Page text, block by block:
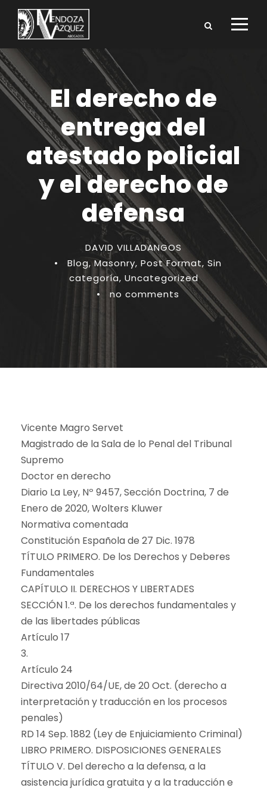
El derecho de
entrega del
atestado policial
y el derecho de
defensa
DAVID VILLADANGOS
•
Blog, Masonry, Post Format, Sin
categoría, Uncategorized
•
no comments
Vicente Magro Servet
Magistrado de la Sala de lo Penal del Tribunal
Supremo
Doctor en derecho
Diario La Ley, Nº 9457, Sección Doctrina, 7 de
Enero de 2020, Wolters Kluwer
Normativa comentada
Constitución Española de 27 Dic. 1978
TÍTULO PRIMERO. De los Derechos y Deberes
Fundamentales
CAPÍTULO II. DERECHOS Y LIBERTADES
SECCIÓN 1.ª. De los derechos fundamentales y
de las libertades públicas
Artículo 17
3.
Artículo 24
Directiva 2010/64/UE, de 20 Oct. (derecho a
interpretación y traducción en los procesos
penales)
RD 14 Sep. 1882 (Ley de Enjuiciamiento Criminal)
LIBRO PRIMERO. DISPOSICIONES GENERALES
TÍTULO V. Del derecho a la defensa, a la
asistencia jurídica gratuita y a la traducción e